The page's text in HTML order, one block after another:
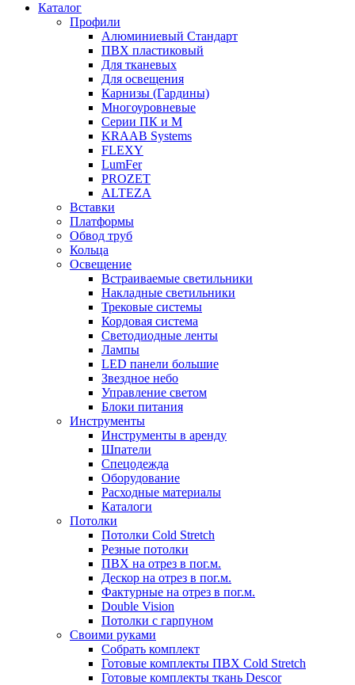
Каталог
Профили
Алюминиевый Стандарт
ПВХ пластиковый
Для тканевых
Для освещения
Карнизы (Гардины)
Многоуровневые
Серии ПК и М
KRAAB Systems
FLEXY
LumFer
PROZET
ALTEZA
Вставки
Платформы
Обвод труб
Кольца
Освещение
Встраиваемые светильники
Накладные светильники
Трековые системы
Кордовая система
Светодиодные ленты
Лампы
LED панели большие
Звездное небо
Управление светом
Блоки питания
Инструменты
Инструменты в аренду
Шпатели
Спецодежда
Оборудование
Расходные материалы
Каталоги
Потолки
Потолки Cold Stretch
Резные потолки
ПВХ на отрез в пог.м.
Дескор на отрез в пог.м.
Фактурные на отрез в пог.м.
Double Vision
Потолки с гарпуном
Своими руками
Собрать комплект
Готовые комплекты ПВХ Cold Stretch
Готовые комплекты ткань Descor